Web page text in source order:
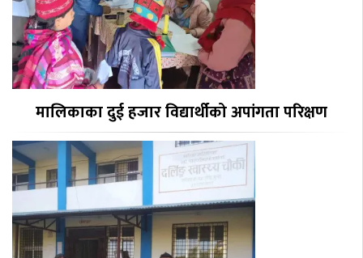
मालिकाका दुई हजार विद्यार्थीको अपांगता परिक्षण